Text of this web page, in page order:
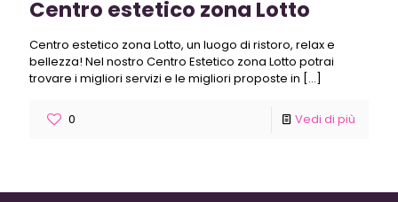
Centro estetico zona Lotto
Centro estetico zona Lotto, un luogo di ristoro, relax e
bellezza! Nel nostro Centro Estetico zona Lotto potrai
trovare i migliori servizi e le migliori proposte in […]
0 Vedi di più